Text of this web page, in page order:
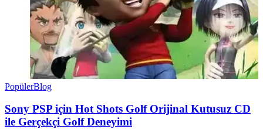
PopülerBlog
Sony PSP için Hot Shots Golf Orijinal Kutusuz CD
ile Gerçekçi Golf Deneyimi